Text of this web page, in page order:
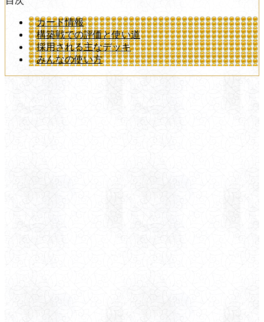
カード情報
構築戦での評価と使い道
採用される主なデッキ
みんなの使い方